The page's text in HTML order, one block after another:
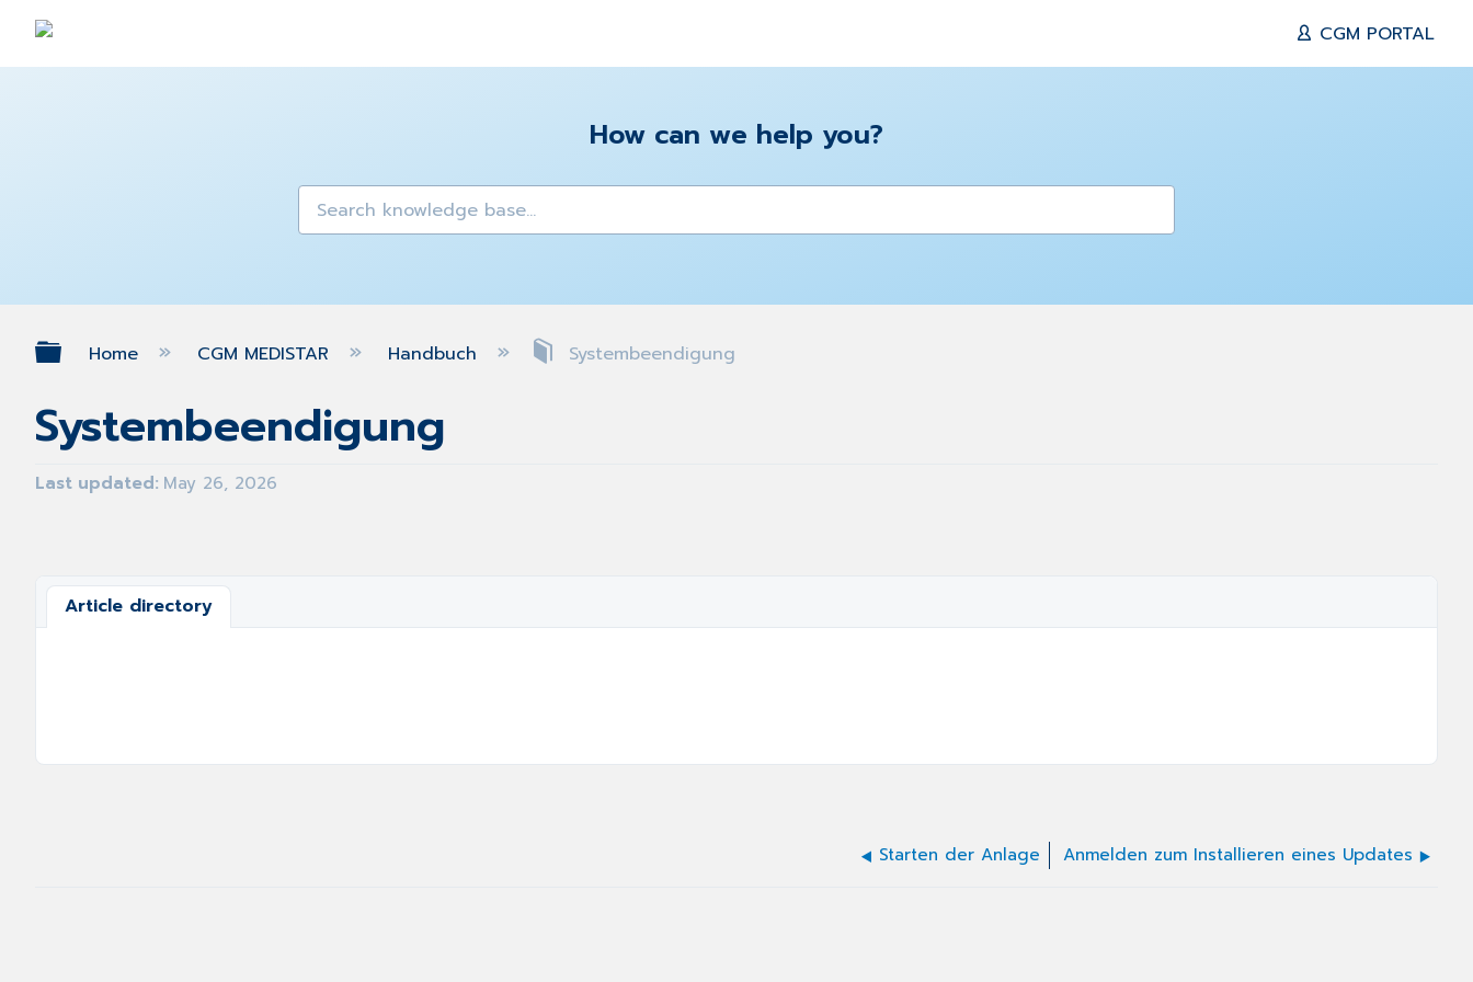
CGM PORTAL
How can we help you?
Expand/collapse global hierarchy
Home CGM MEDISTAR Handbuch Systembeendigung
Systembeendigung
Last updated May 26, 2026
Article directory
Starten der Anlage Anmelden zum Installieren eines Updates